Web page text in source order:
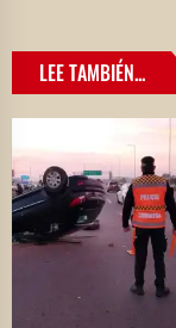
LEE TAMBIÉN...